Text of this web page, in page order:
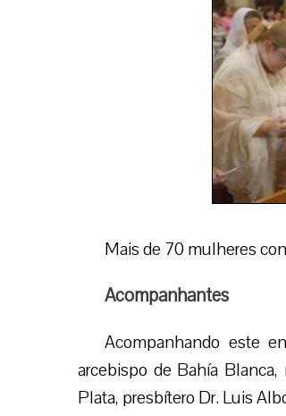
Mais de 70 mulheres
Acompanhantes
Acompanhando este
arcebispo de Bahía
Plata, presbítero Dr. Luis